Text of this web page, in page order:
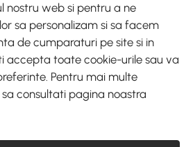
Google Play
clienti@aosom.ro
2, Str. Barbu Paris Mumuleanu, Nr. 30-
CUI: 49266464
nostru web si pentru a ne
sa personalizam si sa facem
de cumparaturi pe site si in
accepta toate cookie-urile sau va
Pentru mai multe
consultati pagina noastra